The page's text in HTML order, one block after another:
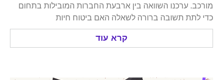
ערכנו השוואה בין ארבעת החברות המובילות בתחום
תשובה ברורה לשאלה האם ביטוח חיות
קרא עוד